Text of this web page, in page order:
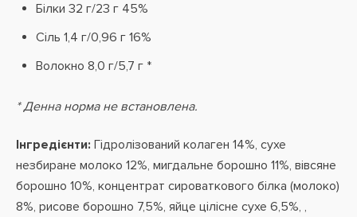
Білки 32 г/23 г 45%
Сіль 1,4 г/0,96 г 16%
Волокно 8,0 г/5,7 г *
* Денна норма не встановлена.
Інгредієнти: Гідролізований колаген 14%, сухе
незбиране молоко 12%, мигдальне борошно 11%, вівсяне
борошно 10%, концентрат сироваткового білка (молоко)
8%, рисове борошно 7,5%, яйце цілісне сухе 6,5%, ,